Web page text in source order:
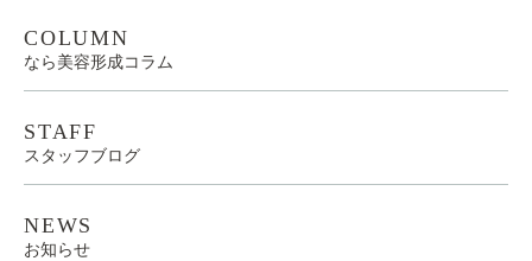
COLUMN
なら美容形成コラム
STAFF
スタッフブログ
NEWS
お知らせ